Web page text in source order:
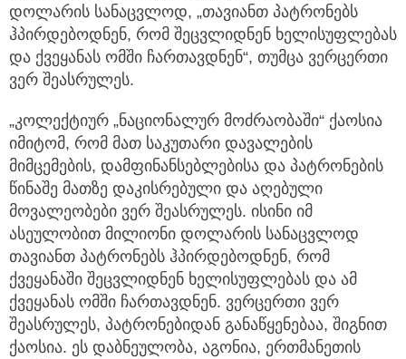
დოლარის სანაცვლოდ, „თავიანთ პატრონებს
ჰპირდებოდნენ, რომ შეცვლიდნენ ხელისუფლებას
და ქვეყანას ომში ჩართავდნენ“, თუმცა ვერცერთი
ვერ შეასრულეს.
„კოლექტიურ „ნაციონალურ მოძრაობაში“ ქაოსია
იმიტომ, რომ მათ საკუთარი დავალების
მიმცემების, დამფინანსებლებისა და პატრონების
წინაშე მათზე დაკისრებული და აღებული
მოვალეობები ვერ შეასრულეს. ისინი იმ
ასეულობით მილიონი დოლარის სანაცვლოდ
თავიანთ პატრონებს ჰპირდებოდნენ, რომ
ქვეყანაში შეცვლიდნენ ხელისუფლებას და ამ
ქვეყანას ომში ჩართავდნენ. ვერცერთი ვერ
შეასრულეს, პატრონებიდან განაწყენებაა, შიგნით
ქაოსია. ეს დაბნეულობა, აგონია, ერთმანეთის